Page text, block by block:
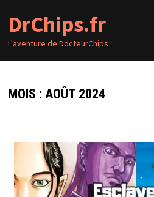
contenu
DrChips.fr
L'aventure de DocteurChips
MOIS : AOÛT 2024